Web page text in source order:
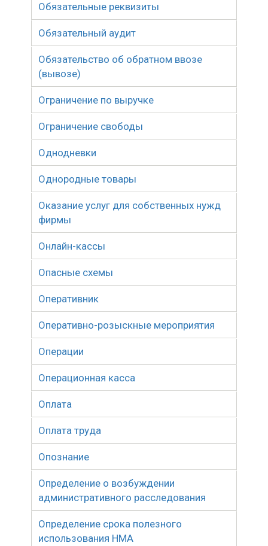
Обязательные реквизиты
Обязательный аудит
Обязательство об обратном ввозе
(вывозе)
Ограничение по выручке
Ограничение свободы
Однодневки
Однородные товары
Оказание услуг для собственных нужд
фирмы
Онлайн-кассы
Опасные схемы
Оперативник
Оперативно-розыскные мероприятия
Операции
Операционная касса
Оплата
Оплата труда
Опознание
Определение о возбуждении
административного расследования
Определение срока полезного
использования НМА